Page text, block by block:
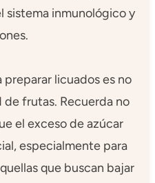
sistema inmunológico y
licuados es no
frutas. Recuerda no
el exceso de azúcar
especialmente para
que buscan bajar